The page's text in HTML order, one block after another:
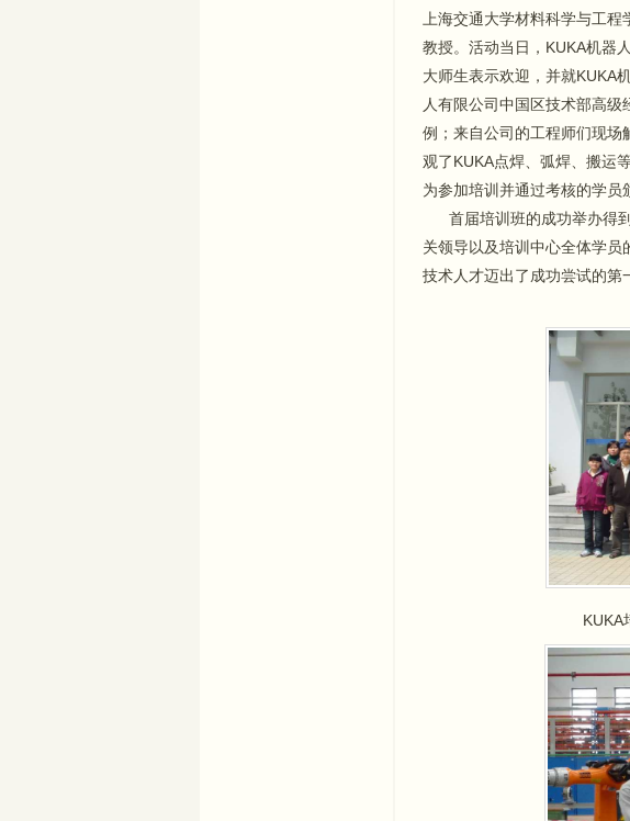
上海交通大学材料科学与工
教授。活动当日，KUKA机器
大师生表示欢迎，并就KUKA
人有限公司中国区技术部高
例；来自公司的工程师们现场
观了KUKA点焊、弧焊、搬运
为参加培训并通过考核的学员
首届培训班的成功举办得到
关领导以及培训中心全体学
技术人才迈出了成功尝试的第
KUKA